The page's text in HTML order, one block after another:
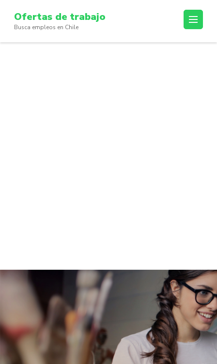
content
(Press
Ofertas de trabajo
Busca empleos en Chile